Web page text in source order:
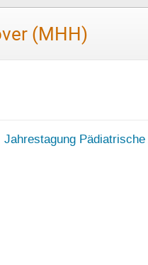
(MHH)
Jahrestagung